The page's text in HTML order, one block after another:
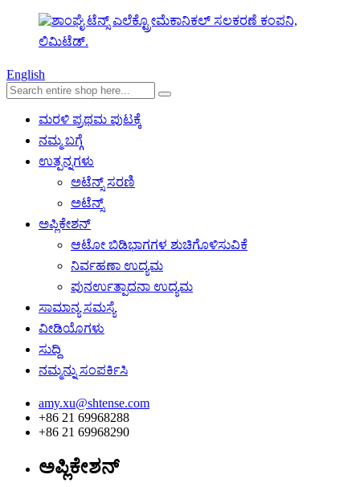
English
ಮರಳಿ ಪ್ರಥಮ ಪುಟಕ್ಕೆ
ನಮ್ಮ ಬಗ್ಗೆ
ಉತ್ಪನ್ನಗಳು
ಅಟೆನ್ಸ್ ಸರಣಿ
ಅಟೆನ್ಸ್
ಅಪ್ಲಿಕೇಶನ್
ಆಟೋ ಬಿಡಿಭಾಗಗಳ ಶುಚಿಗೊಳಿಸುವಿಕೆ
ನಿರ್ವಹಣಾ ಉದ್ಯಮ
ಪುನರ್ಉತ್ಪಾದನಾ ಉದ್ಯಮ
ಸಾಮಾನ್ಯ ಸಮಸ್ಯೆ
ವೀಡಿಯೊಗಳು
ಸುದ್ದಿ
ನಮ್ಮನ್ನು ಸಂಪರ್ಕಿಸಿ
amy.xu@shtense.com
+86 21 69968288
+86 21 69968290
ಅಪ್ಲಿಕೇಶನ್